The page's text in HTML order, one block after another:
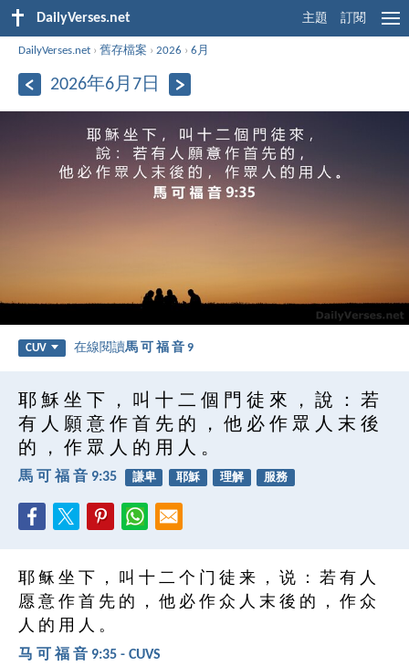
DailyVerses.net 主題 訂閱
DailyVerses.net ›舊存檔案 ›2026 ›6月
2026年6月7日
CUV 在線閱讀馬 可 福 音 9
耶 穌 坐 下 ， 叫 十 二 個 門 徒 來 ， 說 ： 若
有 人 願 意 作 首 先 的 ， 他 必 作 眾 人 末 後
的 ， 作 眾 人 的 用 人 。
馬 可 福 音 9:35 謙卑 耶穌 理解 服務
耶 稣 坐 下 ， 叫 十 二 个 门 徒 来 ， 说 ： 若 有 人
愿 意 作 首 先 的 ， 他 必 作 众 人 末 後 的 ， 作 众
人 的 用 人 。
马 可 福 音 9:35 - CUVS